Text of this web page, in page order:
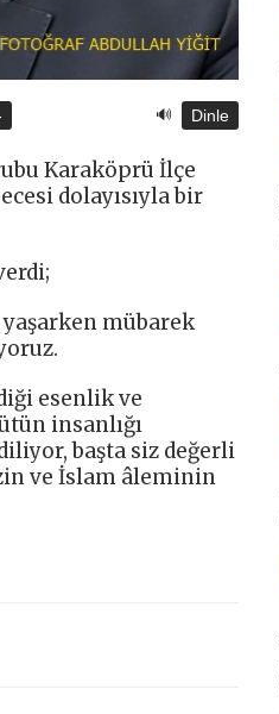
🔊 Dinle
Karaköprü İlçe
dolayısıyla bir
mübarek
esenlik ve
insanlığı
başta siz değerli
ve İslam âleminin